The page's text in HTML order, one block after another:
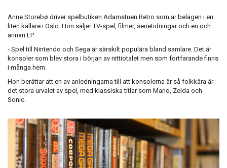
Anne Storebø driver spelbutiken Adamstuen Retro som är belägen i en
liten källare i Oslo. Hon säljer TV-spel, filmer, serietidningar och en och
annan LP.
- Spel till Nintendo och Sega är särskilt populära bland samlare. Det är
konsoler som blev stora i början av nittiotalet men som fortfarande finns
i många hem.
Hon berättar att en av anledningarna till att konsolerna är så folkkära är
det stora urvalet av spel, med klassiska titlar som Mario, Zelda och
Sonic.